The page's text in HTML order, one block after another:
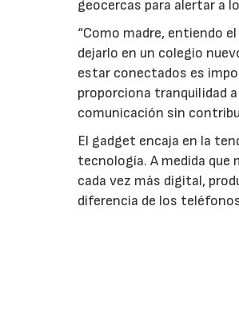
geocercas para alertar a
“Como madre, entiendo
dejarlo en un colegio
estar conectados es
proporciona tranquilidad
comunicación sin
El gadget encaja en la
tecnología. A medida que
cada vez más digital,
diferencia de los